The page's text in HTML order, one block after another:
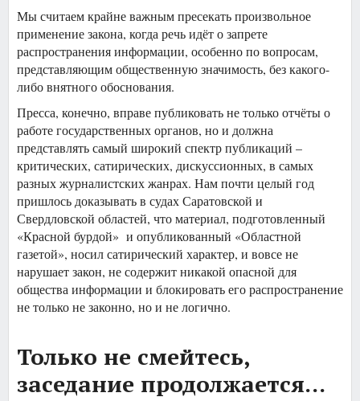
Мы считаем крайне важным пресекать произвольное
применение закона, когда речь идёт о запрете
распространения информации, особенно по вопросам,
представляющим общественную значимость, без какого-
либо внятного обоснования.
Пресса, конечно, вправе публиковать не только отчёты о
работе государственных органов, но и должна
представлять самый широкий спектр публикаций –
критических, сатирических, дискуссионных, в самых
разных журналистских жанрах. Нам почти целый год
пришлось доказывать в судах Саратовской и
Свердловской областей, что материал, подготовленный
«Красной бурдой» и опубликованный «Областной
газетой», носил сатирический характер, и вовсе не
нарушает закон, не содержит никакой опасной для
общества информации и блокировать его распространение
не только не законно, но и не логично.
Только не смейтесь,
заседание продолжается...